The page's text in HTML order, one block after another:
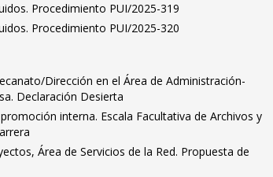
Procedimiento PUI/2025-319
Procedimiento PUI/2025-320
Dirección en el Área de Administración-
Declaración Desierta
interna. Escala Facultativa de Archivos y
Área de Servicios de la Red. Propuesta de